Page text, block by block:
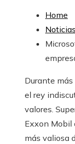
Home
Durante
el rey
valores.
Exxon Mobil
más valiosa